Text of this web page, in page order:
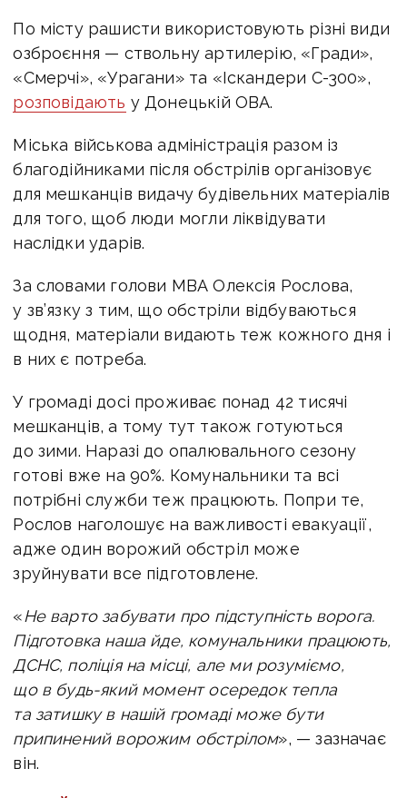
По місту рашисти використовують різні види
озброєння — ствольну артилерію, «Гради»,
«Смерчі», «Урагани» та «Іскандери С-300»,
розповідають у Донецькій ОВА.
Міська військова адміністрація разом із
благодійниками після обстрілів організовує
для мешканців видачу будівельних матеріалів
для того, щоб люди могли ліквідувати
наслідки ударів.
За словами голови МВА Олексія Рослова,
у зв’язку з тим, що обстріли відбуваються
щодня, матеріали видають теж кожного дня і
в них є потреба.
У громаді досі проживає понад 42 тисячі
мешканців, а тому тут також готуються
до зими. Наразі до опалювального сезону
готові вже на 90%. Комунальники та всі
потрібні служби теж працюють. Попри те,
Рослов наголошує на важливості евакуації,
адже один ворожий обстріл може
зруйнувати все підготовлене.
«Не варто забувати про підступність ворога.
Підготовка наша йде, комунальники працюють,
ДСНС, поліція на місці, але ми розуміємо,
що в будь-який момент осередок тепла
та затишку в нашій громаді може бути
припинений ворожим обстрілом», — зазначає
він.